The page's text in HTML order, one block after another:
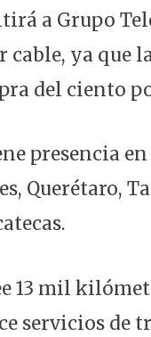
a Grupo
ya que
del ciento
presencia
Querétaro,
13 mil
servicios de